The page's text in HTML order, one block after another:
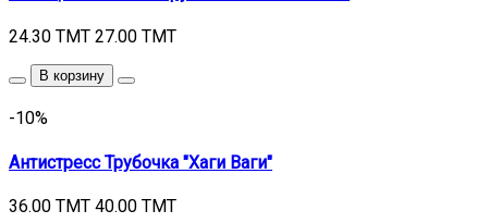
24.30 TMT 27.00 TMT
В корзину
-10%
Антистресс Трубочка "Хаги Ваги"
36.00 TMT 40.00 TMT